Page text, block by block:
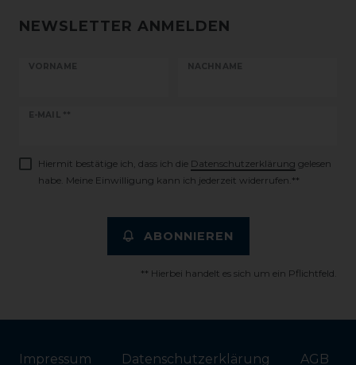
NEWSLETTER ANMELDEN
VORNAME NACHNAME
E-MAIL **
Newsletter
Hiermit bestätige ich, dass ich die Daten­schutz­erklärung gelesen
habe. Meine Einwilligung kann ich jederzeit widerrufen.**
ABONNIEREN
** Hierbei handelt es sich um ein Pflichtfeld.
Impressum Daten­schutz­erklärung AGB